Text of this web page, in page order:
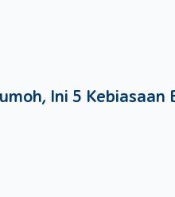
Ini 5 Kebiasaan